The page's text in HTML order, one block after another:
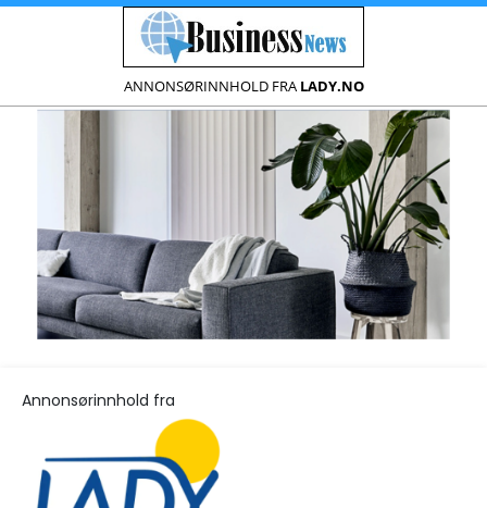
ANNONSØRINNHOLD FRA LADY.NO
Annonsørinnhold fra